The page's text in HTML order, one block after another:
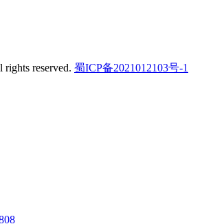
reserved. 蜀ICP备2021012103号-1